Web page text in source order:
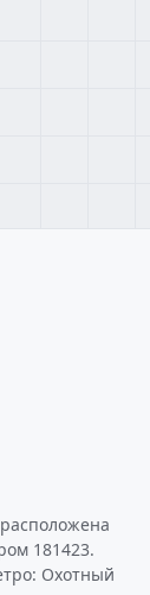
181423.
Охотный